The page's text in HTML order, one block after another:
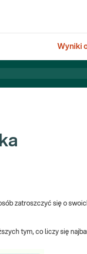
Wyniki
zatroszczyć się o
tym, co liczy się